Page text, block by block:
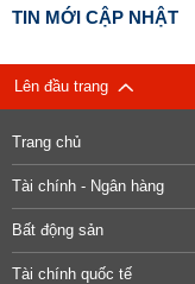
TIN MỚI CẬP NHẬT
Lên đầu trang
Trang chủ
Tài chính - Ngân hàng
Bất động sản
Tài chính quốc tế